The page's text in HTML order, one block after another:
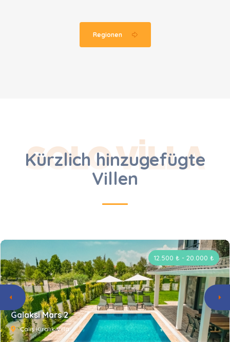
Regionen
Kürzlich hinzugefügte
Villen
SOLO VILLA
12.500 ₺ - 20.000 ₺
Galaksi Mars 2
Çalış Kiralık Villa